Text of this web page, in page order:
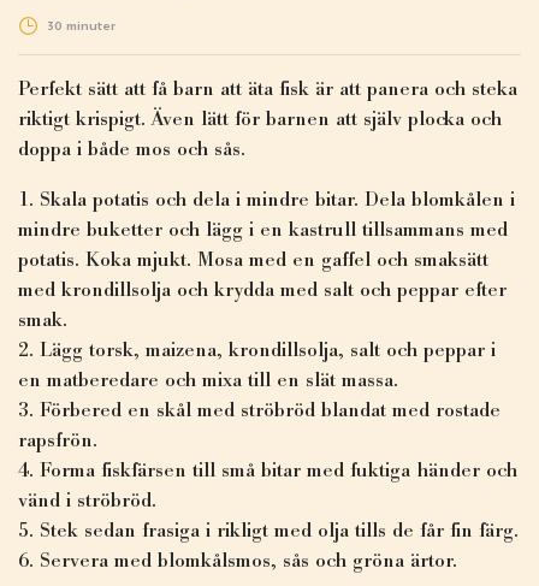
30 minuter
Perfekt sätt att få barn att äta fisk är att panera och steka
riktigt krispigt. Även lätt för barnen att själv plocka och
doppa i både mos och sås.
Skala potatis och dela i mindre bitar. Dela blomkålen i
mindre buketter och lägg i en kastrull tillsammans med
potatis. Koka mjukt. Mosa med en gaffel och smaksätt
med krondillsolja och krydda med salt och peppar efter
smak.
Lägg torsk, maizena, krondillsolja, salt och peppar i
en matberedare och mixa till en slät massa.
Förbered en skål med ströbröd blandat med rostade
rapsfrön.
Forma fiskfärsen till små bitar med fuktiga händer och
vänd i ströbröd.
Stek sedan frasiga i rikligt med olja tills de får fin färg.
Servera med blomkålsmos, sås och gröna ärtor.